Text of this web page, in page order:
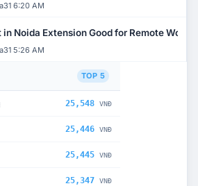
6:20 AM
in Noida Extension Good for Remote Work?
5:26 AM
TOP 5
25,548 VNĐ
25,446 VNĐ
25,445 VNĐ
25,347 VNĐ